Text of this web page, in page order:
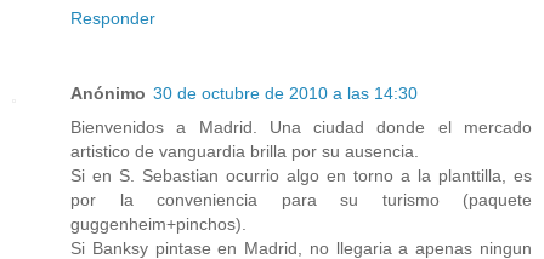
Responder
Anónimo 30 de octubre de 2010 a las 14:30
Bienvenidos a Madrid. Una ciudad donde el mercado
artistico de vanguardia brilla por su ausencia.
Si en S. Sebastian ocurrio algo en torno a la planttilla, es
por la conveniencia para su turismo (paquete
guggenheim+pinchos).
Si Banksy pintase en Madrid, no llegaria a apenas ningun